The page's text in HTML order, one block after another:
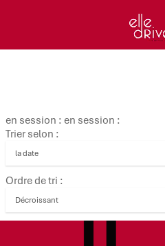
en session : en session :
Trier selon :
Ordre de tri :